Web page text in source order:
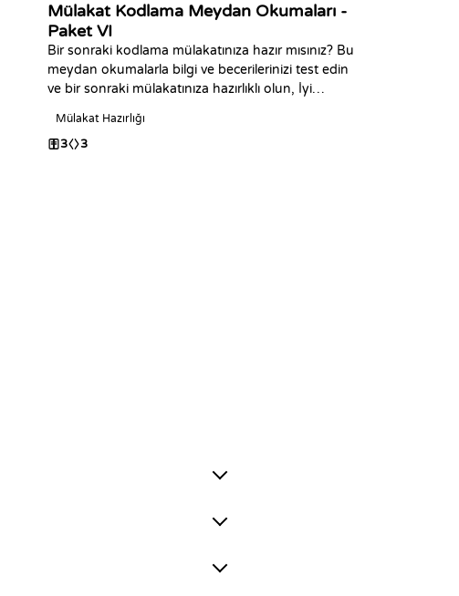
Mülakat Kodlama Meydan Okumaları -
Paket VI
Bir sonraki kodlama mülakatınıza hazır mısınız? Bu
meydan okumalarla bilgi ve becerilerinizi test edin
ve bir sonraki mülakatınıza hazırlıklı olun, İyi
Mülakat Hazırlığı
3 3